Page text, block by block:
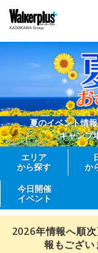
夏のイベント情
キャンプ
エリア
から探す
か
今日開催
イベント
2026年情報へ順
報もござい